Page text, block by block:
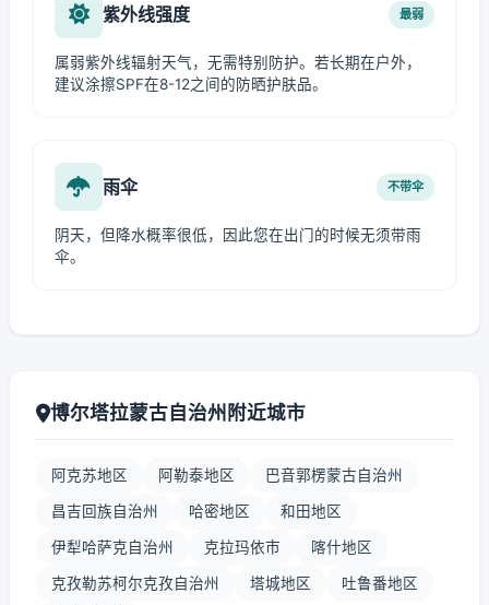
紫外线强度 最弱
属弱紫外线辐射天气，无需特别防护。若长期在户外，
建议涂擦SPF在8-12之间的防晒护肤品。
雨伞 不带伞
阴天，但降水概率很低，因此您在出门的时候无须带雨
伞。
博尔塔拉蒙古自治州附近城市
阿克苏地区 阿勒泰地区 巴音郭楞蒙古自治州
昌吉回族自治州 哈密地区 和田地区
伊犁哈萨克自治州 克拉玛依市 喀什地区
克孜勒苏柯尔克孜自治州 塔城地区 吐鲁番地区